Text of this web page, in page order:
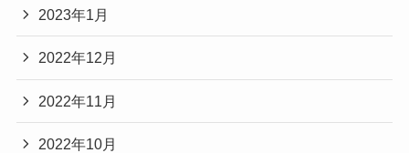
2023年1月
2022年12月
2022年11月
2022年10月